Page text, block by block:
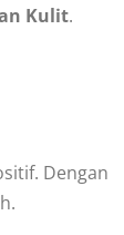
Kulit.
Dengan